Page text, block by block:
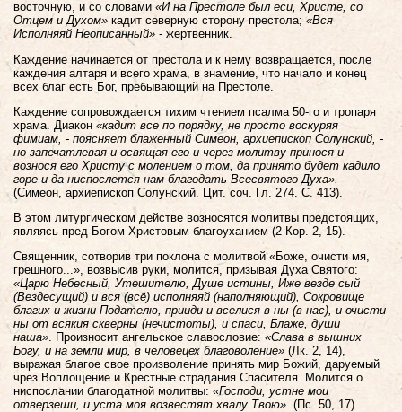
восточную, и со словами «И на Престоле был еси, Христе, со
Отцем и Духом»кадит северную сторону престола; «Вся
Исполняяй Неописанный»- жертвенник.
Каждение начинается от престола и к нему возвращается, после
каждения алтаря и всего храма, в знамение, что начало и конец
всех благ есть Бог, пребывающий на Престоле.
Каждение сопровождается тихим чтением псалма 50-го и тропаря
храма. Диакон«кадит все по порядку, не просто воскуряя
фимиам, - поясняет блаженный Симеон, архиепископ Солунский, -
но запечатлевая и освящая его и через молитву принося и
вознося его Христу с молением о том, да принято будет кадило
горе и да ниспослется нам благодать Всесвятого Духа».
(Симеон, архиепископ Солунский. Цит. соч. Гл. 274. С. 413).
В этом литургическом действе возносятся молитвы предстоящих,
являясь пред Богом Христовым благоуханием (2 Кор. 2, 15).
Священник, сотворив три поклона с молитвой «Боже, очисти мя,
грешного...», возвысив руки, молится, призывая Духа Святого:
«Царю Небесный, Утешителю, Душе истины, Иже везде сый
(Вездесущий) и вся (всё) исполняяй (наполняющий), Сокровище
благих и жизни Подателю, прииди и вселися в ны (в нас), и очисти
ны от всякия скверны (нечистоты), и спаси, Блаже, души
наша». Произносит ангельское славословие: «Слава в вышних
Богу, и на земли мир, в человецех благоволение»(Лк. 2, 14),
выражая благое свое произволение принять мир Божий, даруемый
чрез Воплощение и Крестные страдания Спасителя. Молится о
ниспослании благодатной молитвы: «Господи, устне мои
отверзеши, и уста моя возвестят хвалу Твою». (Пс. 50, 17).